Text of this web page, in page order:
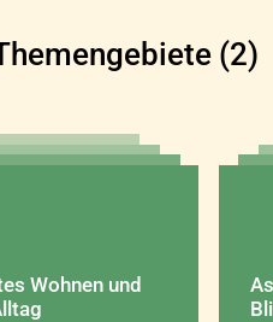
(2)
Wohnen und